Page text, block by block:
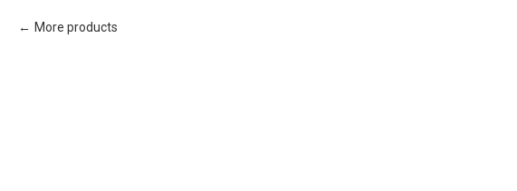
More products